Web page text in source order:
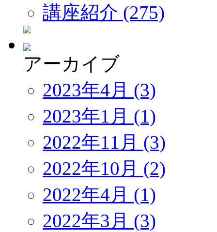
講座紹介 (275)
アーカイブ
2023年4月 (3)
2023年1月 (1)
2022年11月 (3)
2022年10月 (2)
2022年4月 (1)
2022年3月 (3)